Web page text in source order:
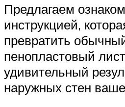
Предлагаем
инструкцией,
превратить
пенопластовый
удивительный
наружных стен